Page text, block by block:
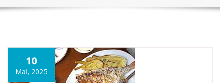
10
Mai, 2025